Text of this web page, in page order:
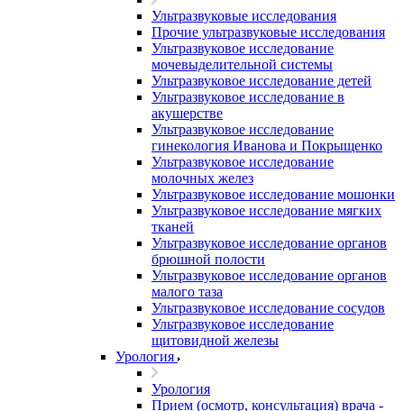
Ультразвуковые исследования
Прочие ультразвуковые исследования
Ультразвуковое исследование
мочевыделительной системы
Ультразвуковое исследование детей
Ультразвуковое исследование в
акушерстве
Ультразвуковое исследование
гинекология Иванова и Покрыщенко
Ультразвуковое исследование
молочных желез
Ультразвуковое исследование мошонки
Ультразвуковое исследование мягких
тканей
Ультразвуковое исследование органов
брюшной полости
Ультразвуковое исследование органов
малого таза
Ультразвуковое исследование сосудов
Ультразвуковое исследование
щитовидной железы
Урология
Урология
Прием (осмотр, консультация) врача -